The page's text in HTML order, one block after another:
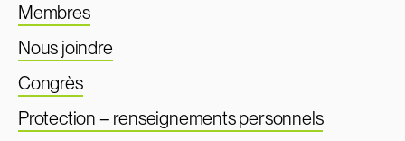
Membres
Nous joindre
Congrès
Protection – renseignements personnels